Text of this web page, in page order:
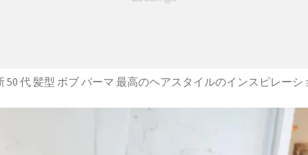
50 代 髪型 ボブ パーマ 最高のヘアスタイルのインスピレーシ